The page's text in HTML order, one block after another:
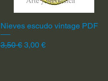
Vista rápida
Nieves escudo vintage PDF
Precio
3,50 € Precio de oferta
3,00 €